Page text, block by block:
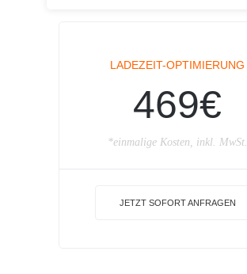
LADEZEIT-OPTIMIERUNG
469€
*einmalige Kosten, inkl. MwSt.
JETZT SOFORT ANFRAGEN